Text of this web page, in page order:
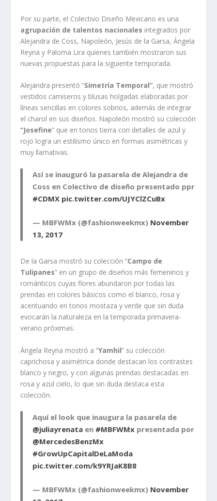
Por su parte, el Colectivo Diseño Mexicano es una
agrupación de talentos nacionales integrados por
Alejandra de Coss, Napoleón, Jesús de la Garsa, Ángela
Reyna y Paloma Lira quienes también mostraron sus
nuevas propuestas para la siguiente temporada.
Alejandra presentó “Simetría Temporal”, que mostró
vestidos camiseros y blusas holgadas elaboradas por
líneas sencillas en colores sobrios, además de integrar
el charol en sus diseños. Napoleón mostró su colección
“Josefine” que en tonos tierra con detalles de azul y
rojo logra un estilismo único en formas asimétricas y
muy llamativas.
Así se inauguró la pasarela de Alejandra de
Coss en Colectivo de diseño presentado ppr
#CDMX pic.twitter.com/UJYClZCuBx
— MBFWMx (@fashionweekmx) November
13, 2017
De la Garsa mostró su colección “Campo de
Tulipanes” en un grupo de diseños más femeninos y
románticos cuyas flores abundaron por todas las
prendas en colores básicos como el blanco, rosa y
acentuando en tonos mostaza y verde que sin duda
evocarán la naturaleza en la temporada primavera-
verano próximas.
Ángela Reyna mostró a “Yamhil” su colección
caprichosa y asimétrica donde destacan los contrastes
blanco y negro, y con algunas prendas destacadas en
rosa y azul cielo, lo que sin duda destaca esta
colección.
Aquí el look que inaugura la pasarela de
@juliayrenata en #MBFWMx presentada por
@MercedesBenzMx
#GrowUpCapitalDeLaModa
pic.twitter.com/k9YRJaK8B8
— MBFWMx (@fashionweekmx) November